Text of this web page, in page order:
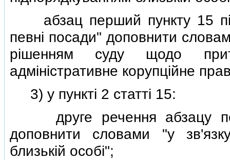
абзац перший пункту 15
певнi посади" доповнити
рiшенням суду щодо
адмiнiстративне корупцiйне
3) у пунктi 2 статтi 15:
друге речення абзацу
доповнити словами "у
близькiй особi";